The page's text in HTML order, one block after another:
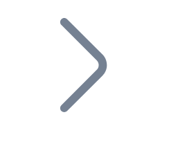
Bitnovo
dans votre entreprise et
votre écosystème.